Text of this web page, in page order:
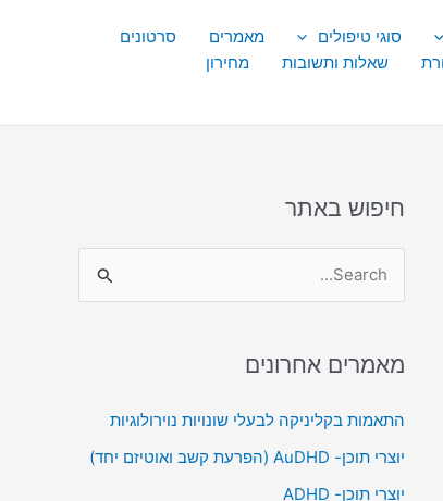
סוגי טיפולים מאמרים
סרטונים
שאלות ותשובות
מחירון
חיפוש באתר
rמאמרים אחרונים
התאמות בקליניקה לבעלי שונויות נוירולוגיות
יוצרי תוכן- AuDHD (הפרעת קשב ואוטיזם יחד)
יוצרי תוכן- ADHD